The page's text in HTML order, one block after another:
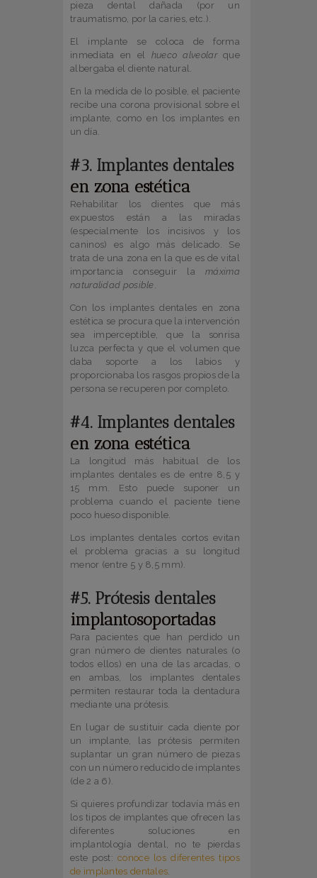
pieza dental dañada (por un
traumatismo, por la caries, etc.).
El implante se coloca de forma
inmediata en el hueco alveolarque
albergaba el diente natural.
En la medida de lo posible, el paciente
recibe una corona provisional sobre el
implante, como en los implantes en
un día.
#3. Implantes dentales
en zona estética
Rehabilitar los dientes que más
expuestos están a las miradas
(especialmente los incisivos y los
caninos) es algo más delicado. Se
trata de una zona en la que es de vital
importancia conseguir lamáxima
naturalidad posible.
Con los implantes dentales en zona
estética se procura que la intervención
sea imperceptible, que la sonrisa
luzca perfecta y que el volumen que
daba soporte a los labios y
proporcionaba los rasgos propios de la
persona se recuperen por completo.
#4. Implantes dentales
en zona estética
La longitud más habitual de los
implantes dentales es de entre 8,5 y
15 mm. Esto puede suponer un
problema cuando el paciente tiene
poco hueso disponible.
Los implantes dentales cortos evitan
el problema gracias a su longitud
menor (entre 5 y 8,5 mm).
#5. Prótesis dentales
implantosoportadas
Para pacientes que han perdido un
gran número de dientes naturales (o
todos ellos) en una de las arcadas, o
en ambas, los implantes dentales
permiten restaurar toda la dentadura
mediante una prótesis.
En lugar de sustituir cada diente por
un implante, las prótesis permiten
suplantar un gran número de piezas
con un número reducido de implantes
(de 2 a 6).
Si quieres profundizar todavía más en
los tipos de implantes que ofrecen las
diferentes soluciones en
implantología dental, no te pierdas
este post:conoce los diferentes tipos
de implantes dentales.